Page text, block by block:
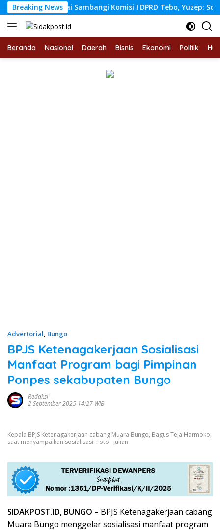
Langsung
ke
konten
Breaking News
Rambai Sambangi Komisi I DPRD Tebo, Yuzep: Soal SP3
Beranda Nasional Daerah Bisnis Ekonomi Politik
Advertorial, Bungo
BPJS Ketenagakerjaan Sosialisasi
Manfaat Program bagi Pimpinan
Ponpes sekabupaten Bungo
Redaksi
2 September 2025 14:27 WIB
Kepala BPJS Ketenagakerjaan cabang Muara Bungo, Bagus Teja Harmoko,
saat menyampaikan sosialisasi. Foto : julian
SIDAKPOST.ID, BUNGO – BPJS Ketenagakerjaan cabang
Muara Bungo menggelar sosialisasi manfaat program